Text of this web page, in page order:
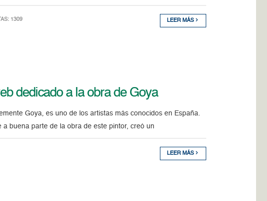
1309 LEER MÁS
dedicado a la obra de Goya
Goya, es uno de los artistas más conocidos en España.
buena parte de la obra de este pintor, creó un
LEER MÁS